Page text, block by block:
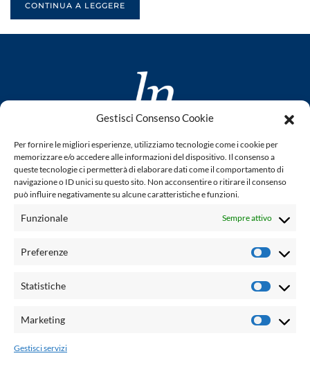
Gestisci Consenso Cookie
Per fornire le migliori esperienze, utilizziamo tecnologie come i cookie per
memorizzare e/o accedere alle informazioni del dispositivo. Il consenso a
queste tecnologie ci permetterà di elaborare dati come il comportamento di
navigazione o ID unici su questo sito. Non acconsentire o ritirare il consenso
può influire negativamente su alcune caratteristiche e funzioni.
Funzionale Sempre attivo
Preferenze
Statistiche
Marketing
Gestisci servizi
CONTINUA A LEGGERE
www.laletteraturaenoi.it
fondato da Romano Luperini
Questo blog non rappresenta una testata giornalistica in
quanto viene aggiornato senza alcuna periodicità. Non può
legge n° 62 del 7.03.2001. L'autore non è responsabile per
email: